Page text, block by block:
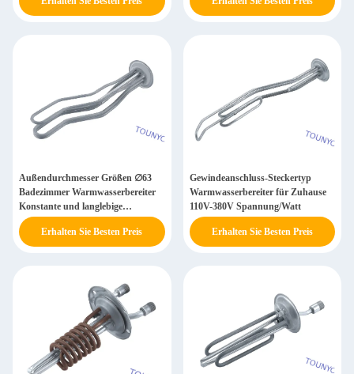
Außendurchmesser Größen ∅63
Badezimmer Warmwasserbereiter
Konstante und langlebige
Wassererwärmung
Erhalten Sie Besten Preis
Gewindeanschluss-Steckertyp
Warmwasserbereiter für Zuhause
110V-380V Spannung/Watt
Erhalten Sie Besten Preis